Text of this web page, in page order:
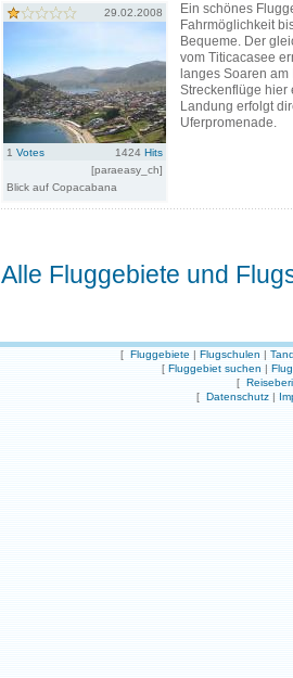
29.02.2008
1 Votes 1424 Hits
[paraeasy_ch]
Blick auf Copacabana
Ein schönes
Fahrmöglichkeit
Bequeme. Der
vom Titicacasee
langes Soaren am
Streckenflüge hier
Landung erfolgt
Uferpromenade.
Alle Fluggebiete und
[ Fluggebiete | Flugschulen |
[ Fluggebiet suchen |
[
[ Datenschutz |